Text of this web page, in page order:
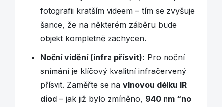
fotografii kratším videem – tím se zvyšuje
šance, že na některém záběru bude
objekt kompletně zachycen.
Noční vidění (infra přísvit): Pro noční
snímání je klíčový kvalitní infračervený
přísvit. Zaměřte se na vlnovou délku IR
diod – jak již bylo zmíněno, 940 nm “no